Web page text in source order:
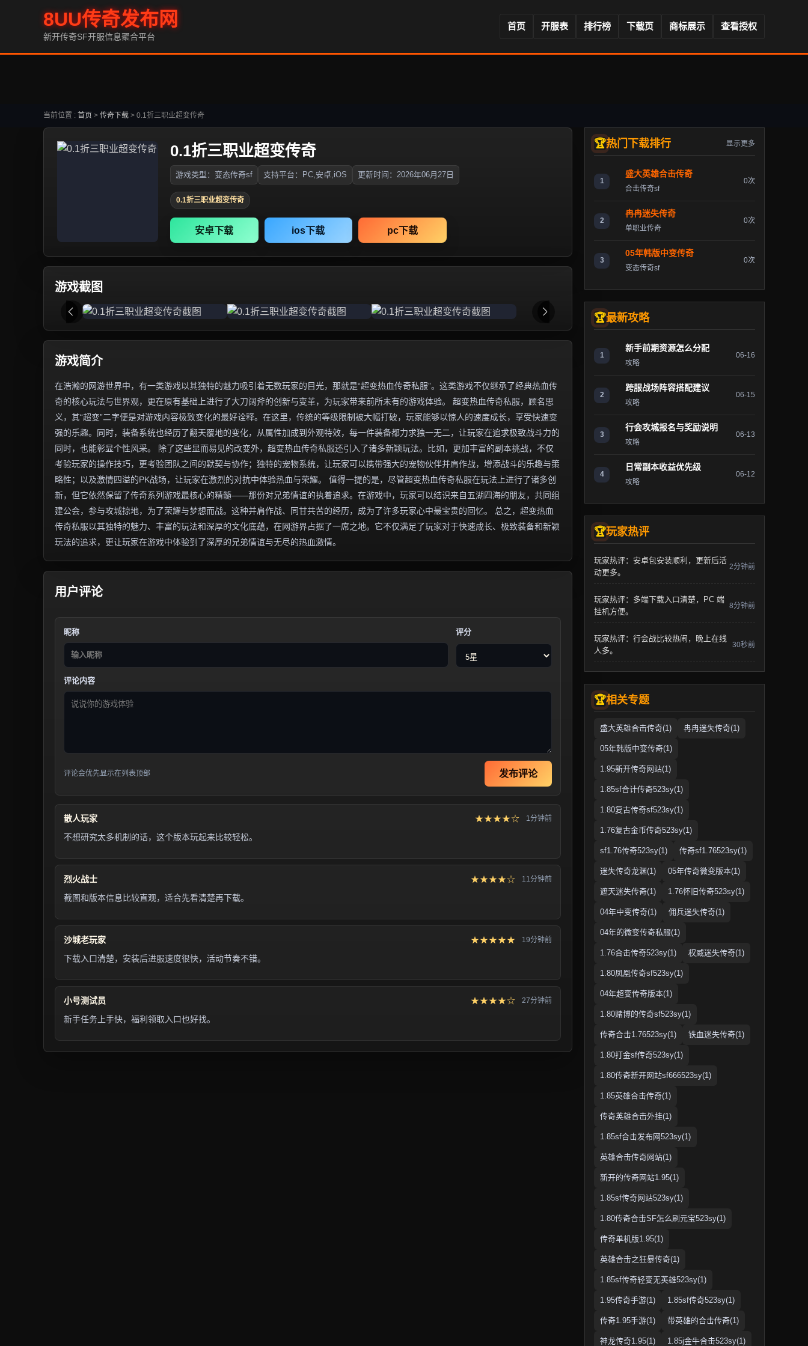
8UU传奇发布网
新开传奇SF开服信息聚合平台
首页 开服表 排行榜 下载页 商标展示 查看授权
当前位置 : 首页 > 传奇下载 > 0.1折三职业超变传奇
0.1折三职业超变传奇
游戏类型：变态传奇sf 支持平台：PC,安卓,iOS 更新时间：2026年06月27日
0.1折三职业超变传奇
安卓下载 ios下载 pc下载
游戏截图
游戏简介
在浩瀚的网游世界中，有一类游戏以其独特的魅力吸引着无数玩家的目光，那就是“超变热血传奇私服”。这类游戏不仅继承了经典热血传
奇的核心玩法与世界观，更在原有基础上进行了大刀阔斧的创新与变革，为玩家带来前所未有的游戏体验。 超变热血传奇私服，顾名思
义，其“超变”二字便是对游戏内容极致变化的最好诠释。在这里，传统的等级限制被大幅打破，玩家能够以惊人的速度成长，享受快速变
强的乐趣。同时，装备系统也经历了翻天覆地的变化，从属性加成到外观特效，每一件装备都力求独一无二，让玩家在追求极致战斗力的
同时，也能彰显个性风采。 除了这些显而易见的改变外，超变热血传奇私服还引入了诸多新颖玩法。比如，更加丰富的副本挑战，不仅
考验玩家的操作技巧，更考验团队之间的默契与协作；独特的宠物系统，让玩家可以携带强大的宠物伙伴并肩作战，增添战斗的乐趣与策
略性；以及激情四溢的PK战场，让玩家在激烈的对抗中体验热血与荣耀。 值得一提的是，尽管超变热血传奇私服在玩法上进行了诸多创
新，但它依然保留了传奇系列游戏最核心的精髓——那份对兄弟情谊的执着追求。在游戏中，玩家可以结识来自五湖四海的朋友，共同组
建公会，参与攻城掠地，为了荣耀与梦想而战。这种并肩作战、同甘共苦的经历，成为了许多玩家心中最宝贵的回忆。 总之，超变热血
传奇私服以其独特的魅力、丰富的玩法和深厚的文化底蕴，在网游界占据了一席之地。它不仅满足了玩家对于快速成长、极致装备和新颖
玩法的追求，更让玩家在游戏中体验到了深厚的兄弟情谊与无尽的热血激情。
用户评论
昵称 评分
评论内容
评论会优先显示在列表顶部 发布评论
散人玩家 ★★★★☆ 1分钟前
不想研究太多机制的话，这个版本玩起来比较轻松。
烈火战士 ★★★★☆ 11分钟前
截图和版本信息比较直观，适合先看清楚再下载。
沙城老玩家 ★★★★★ 19分钟前
下载入口清楚，安装后进服速度很快，活动节奏不错。
小号测试员 ★★★★☆ 27分钟前
新手任务上手快，福利领取入口也好找。
热门下载排行 显示更多
1
盛大英雄合击传奇
合击传奇sf
0次
2
冉冉迷失传奇
单职业传奇
0次
3
05年韩版中变传奇
变态传奇sf
0次
最新攻略
1
新手前期资源怎么分配
攻略
06-16
2
跨服战场阵容搭配建议
攻略
06-15
3
行会攻城报名与奖励说明
攻略
06-13
4
日常副本收益优先级
攻略
06-12
玩家热评
玩家热评：安卓包安装顺利，更新后活
动更多。
2分钟前
玩家热评：多端下载入口清楚，PC 端
挂机方便。
8分钟前
玩家热评：行会战比较热闹，晚上在线
人多。
30秒前
相关专题
盛大英雄合击传奇(1) 冉冉迷失传奇(1)
05年韩版中变传奇(1)
1.95新开传奇网站(1)
1.85sf合计传奇523sy(1)
1.80复古传奇sf523sy(1)
1.76复古金币传奇523sy(1)
sf1.76传奇523sy(1) 传奇sf1.76523sy(1)
迷失传奇龙渊(1) 05年传奇微变版本(1)
遮天迷失传奇(1) 1.76怀旧传奇523sy(1)
04年中变传奇(1) 佣兵迷失传奇(1)
04年的微变传奇私服(1)
1.76合击传奇523sy(1) 权威迷失传奇(1)
1.80凤凰传奇sf523sy(1)
04年超变传奇版本(1)
1.80赌博的传奇sf523sy(1)
传奇合击1.76523sy(1) 铁血迷失传奇(1)
1.80打金sf传奇523sy(1)
1.80传奇新开网站sf666523sy(1)
1.85英雄合击传奇(1)
传奇英雄合击外挂(1)
1.85sf合击发布网523sy(1)
英雄合击传奇网站(1)
新开的传奇网站1.95(1)
1.85sf传奇网站523sy(1)
1.80传奇合击SF怎么刷元宝523sy(1)
传奇单机版1.95(1)
英雄合击之狂暴传奇(1)
1.85sf传奇轻变无英雄523sy(1)
1.95传奇手游(1) 1.85sf传奇523sy(1)
传奇1.95手游(1) 带英雄的合击传奇(1)
神龙传奇1.95(1) 1.85j金牛合击523sy(1)